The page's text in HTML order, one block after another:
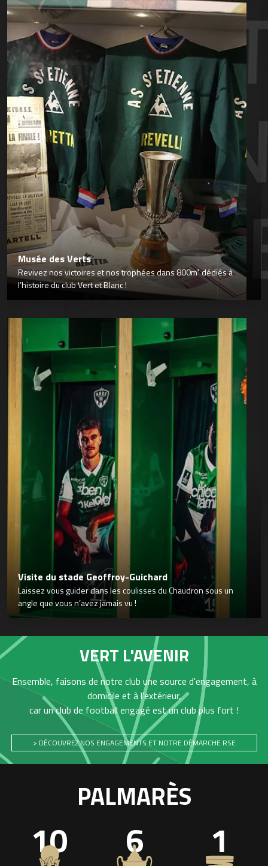
Musée des Verts
Revivez nos victoires et nos trophées dans 800m² dédiés à
l’histoire du club Vert et Blanc !
Visite du stade Geoffroy-Guichard
Laissez vous guider dans les coulisses du Chaudron sous un
angle que vous n’avez jamais vu !
VERT L'AVENIR
Ensemble, faisons de notre club une source d'engagement, à
domicile et à l'extérieur,
car un club de football engagé est un club plus fort !
> DÉCOUVREZ NOS ENGAGEMENTS ET NOTRE DÉMARCHE RSE
PALMARÈS
10 6 1